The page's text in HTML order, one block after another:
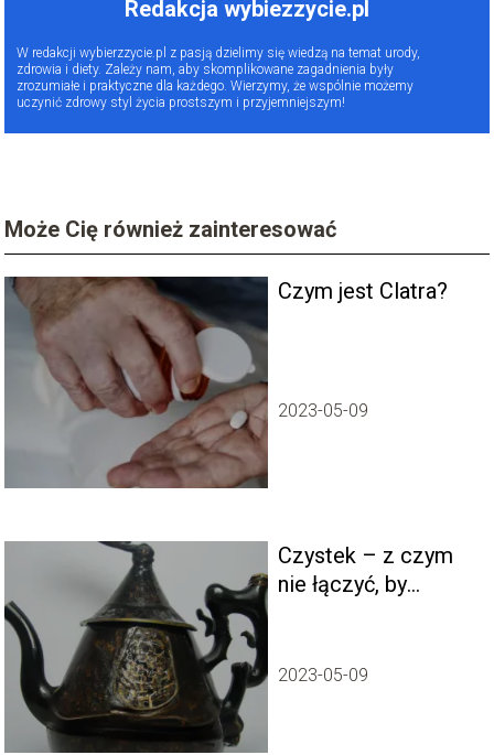
Redakcja wybiezzycie.pl
W redakcji wybierzzycie.pl z pasją dzielimy się wiedzą na temat urody,
zdrowia i diety. Zależy nam, aby skomplikowane zagadnienia były
zrozumiałe i praktyczne dla każdego. Wierzymy, że wspólnie możemy
uczynić zdrowy styl życia prostszym i przyjemniejszym!
Może Cię również zainteresować
Czym jest Clatra?
2023-05-09
Czystek – z czym
nie łączyć, by
skutków?
2023-05-09